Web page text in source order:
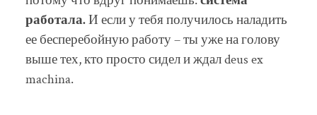
работала.И если у тебя получилось наладить
ее бесперебойную работу – ты уже на голову
выше тех, кто просто сидел и ждал deus ex
machina.